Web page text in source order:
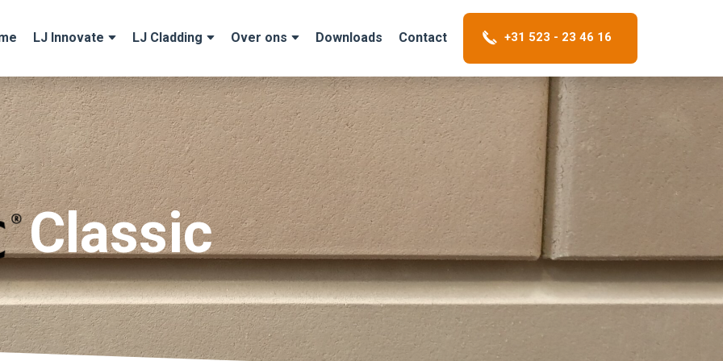
LJ Innovate LJ Cladding Over ons Downloads Contact +31 523 - 23 46 16
Classic